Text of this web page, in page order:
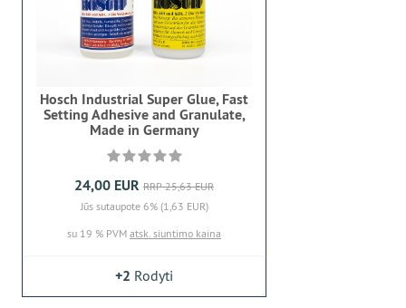
Hosch Industrial Super Glue, Fast
Setting Adhesive and Granulate,
Made in Germany
24,00 EUR RRP 25,63 EUR
Jūs sutaupote 6% (1,63 EUR)
su 19 % PVM atsk. siuntimo kaina
+2 Rodyti